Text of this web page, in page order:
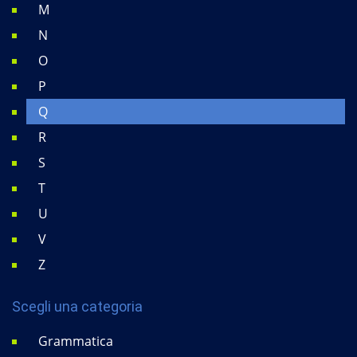
M
N
O
P
Q
R
S
T
U
V
Z
Scegli una categoria
Grammatica